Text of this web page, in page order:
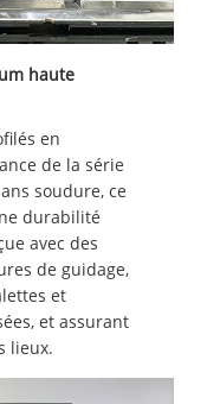
haute
en
de la série
soudure, ce
durabilité
avec des
de guidage,
et
et assurant
lieux.